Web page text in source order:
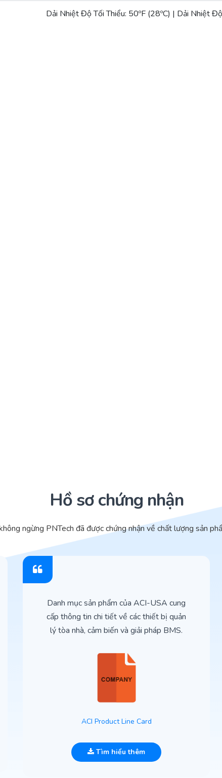
Dải Nhiệt Độ Tối Thiểu: 50ºF (28ºC) | Dải Nhiệt
Hồ sơ chứng nhận
ngừng PNTech đã được chứng nhận về chất lượng sản
Danh mục sản phẩm của ACI-USA cung
cấp thông tin chi tiết về các thiết bị quản
lý tòa nhà, cảm biến và giải pháp BMS.
ACI Product Line Card
Tìm hiểu thêm